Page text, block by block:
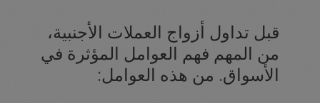
قبل تداول أزواج العملات الأجنبية،
من المهم فهم العوامل المؤثرة في
الأسواق. من هذه العوامل: